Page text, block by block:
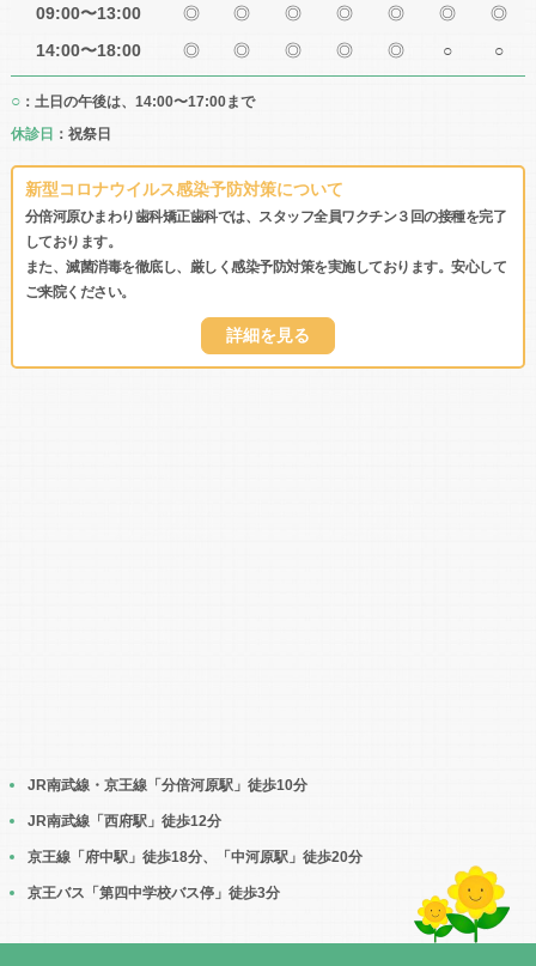
09:00〜13:00 ◎ ◎ ◎ ◎ ◎ ◎
◎
14:00〜18:00
◎ ◎ ◎ ◎ ◎ ○ ○
○：土日の午後は、14:00〜17:00まで
休診日 ：祝祭日
新型コロナウイルス感染予防対策について
分倍河原ひまわり歯科矯正歯科では、スタッフ全員ワクチン３回の接種を完了
しております。
また、滅菌消毒を徹底し、厳しく感染予防対策を実施しております。安心して
ご来院ください。
詳細を見る
JR南武線・京王線「分倍河原駅」徒歩10分
JR南武線「西府駅」徒歩12分
京王線「府中駅」徒歩18分、「中河原駅」徒歩20分
京王バス「第四中学校バス停」徒歩3分